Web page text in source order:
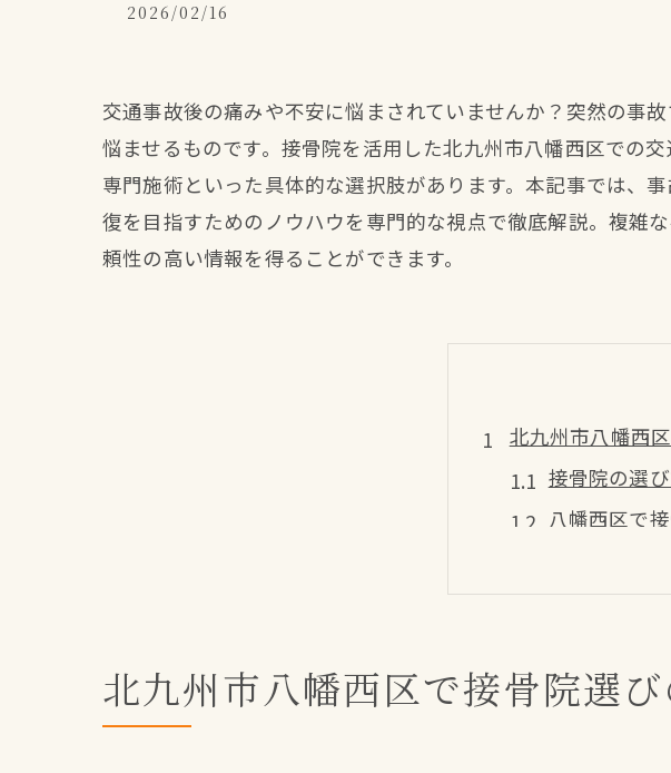
2026/02/16
交通事故後の痛みや不安に悩まされていませんか？突然の事
悩ませるものです。接骨院を活用した北九州市八幡西区での
専門施術といった具体的な選択肢があります。本記事では、
復を目指すためのノウハウを専門的な視点で徹底解説。複雑
頼性の高い情報を得ることができます。
北九州市八幡西
接骨院の選
八幡西区で
交通事故対
整骨院との
交通事故後の通
北九州市八幡西区で接骨院選